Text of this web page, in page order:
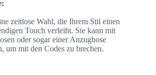
zeitlose Wahl, die Ihrem Stil einen
Touch verleiht. Sie kann mit
oder sogar einer Anzughose
um mit den Codes zu brechen.